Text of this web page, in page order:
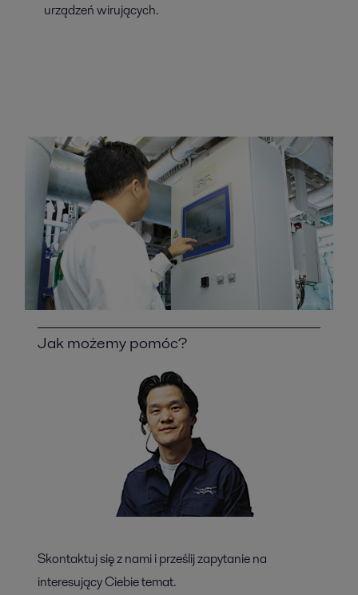
urządzeń wirujących.
Jak możemy pomóc?
Skontaktuj się z nami i prześlij zapytanie na
interesujący Ciebie temat.